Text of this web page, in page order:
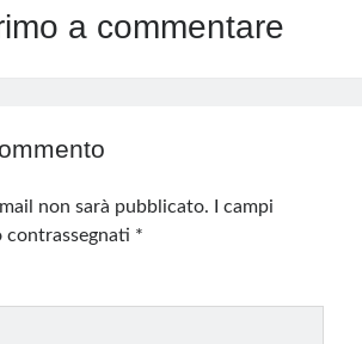
a commentare
non sarà pubblicato.
I campi
*